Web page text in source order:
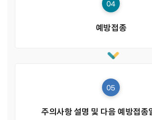
04
예방접종
05
주의사항 설명 및 다음 예방접종